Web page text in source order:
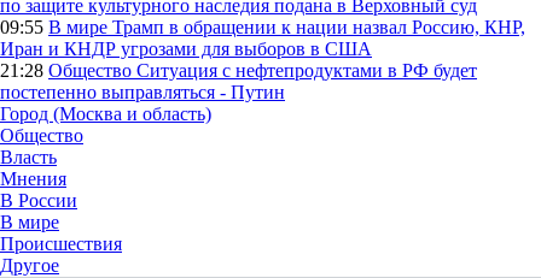
по защите культурного наследия подана в Верховный суд
09:55 В мире Трамп в обращении к нации назвал Россию, КНР,
Иран и КНДР угрозами для выборов в США
21:28 Общество Ситуация с нефтепродуктами в РФ будет
постепенно выправляться - Путин
Город (Москва и область)
Общество
Власть
Мнения
В России
В мире
Происшествия
Другое